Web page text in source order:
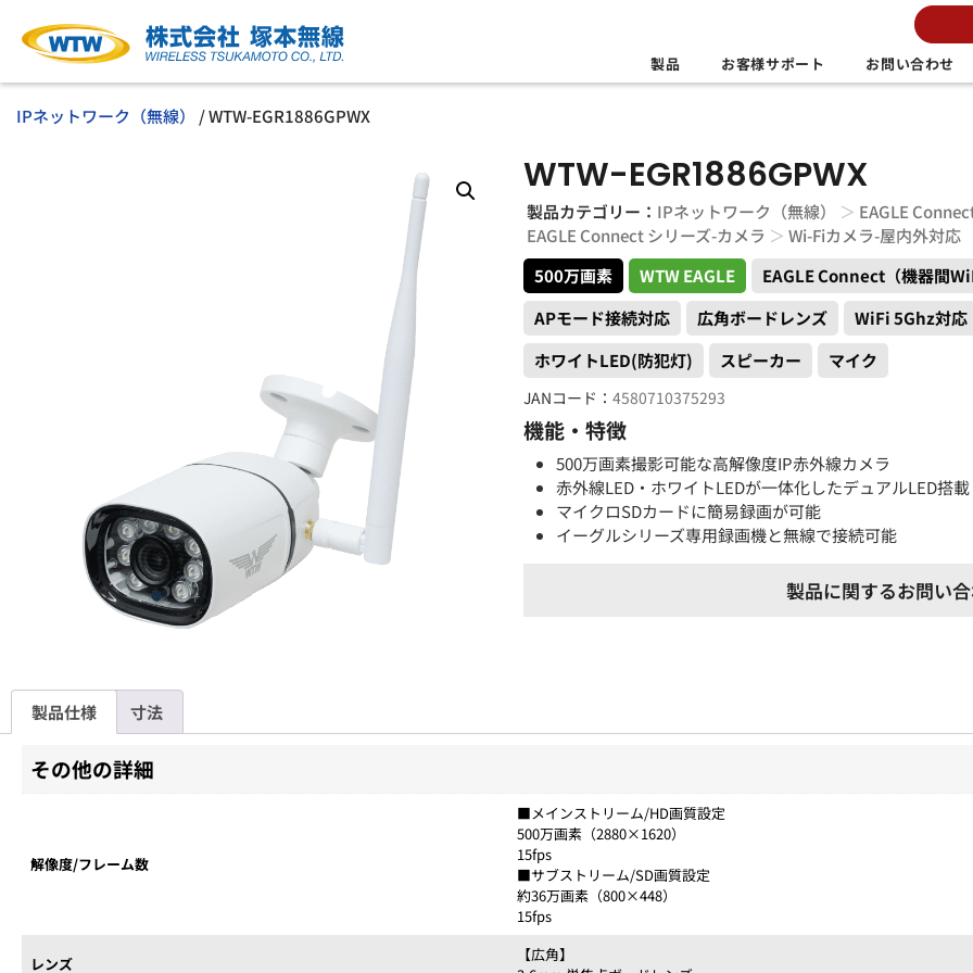
製品 お客様サポート お問い合わせ
IPネットワーク（無線） / WTW-EGR1886GPWX
WTW-EGR1886GPWX
製品カテゴリー： IPネットワーク（無線） ＞ EAGLE
EAGLE Connect シリーズ-カメラ ＞ Wi-Fiカメラ-屋内外対応
500万画素
WTW EAGLE
EAGLE Connect（機器間
APモード接続対応
広角ボードレンズ
WiFi 5Ghz対応
ホワイトLED(防犯灯)
スピーカー マイク
JANコード： 4580710375293
機能・特徴
500万画素撮影可能な高解像度IP赤外線カメラ
赤外線LED・ホワイトLEDが一体化したデュアルLED搭載
マイクロSDカードに簡易録画が可能
イーグルシリーズ専用録画機と無線で接続可能
製品に関するお問い
製品仕様 寸法
その他の詳細
解像度/フレーム数
■メインストリーム/HD画質設定
500万画素（2880×1620）
15fps
■サブストリーム/SD画質設定
約36万画素（800×448）
15fps
レンズ
【広角】